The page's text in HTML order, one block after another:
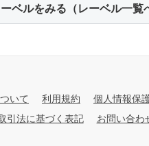
ベルをみる（レーベル一覧
いて 利用規約
個人情報保
引法に基づく表記
お問い合わ